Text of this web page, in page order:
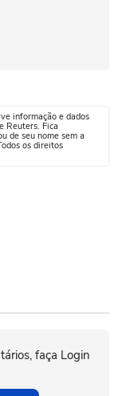
informação e dados
Reuters. Fica
de seu nome sem a
os direitos
faça Login